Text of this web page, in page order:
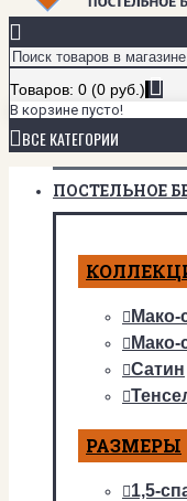
Товаров: 0 (0 руб.)
В корзине пусто!
ВСЕ КАТЕГОРИИ
ПОСТЕЛЬНОЕ
Мако-
Мако-
Сатин
РАЗМЕРЫ
1,5-